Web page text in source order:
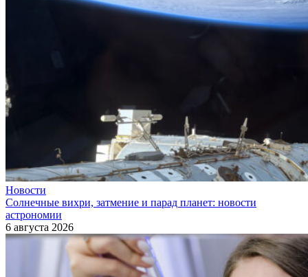
Новости
Солнечные вихри, затмение и парад планет: новости
астрономии
6 августа 2026